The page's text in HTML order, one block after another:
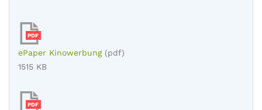
PDF
ePaper Kinowerbung (pdf)
1515 KB
PDF